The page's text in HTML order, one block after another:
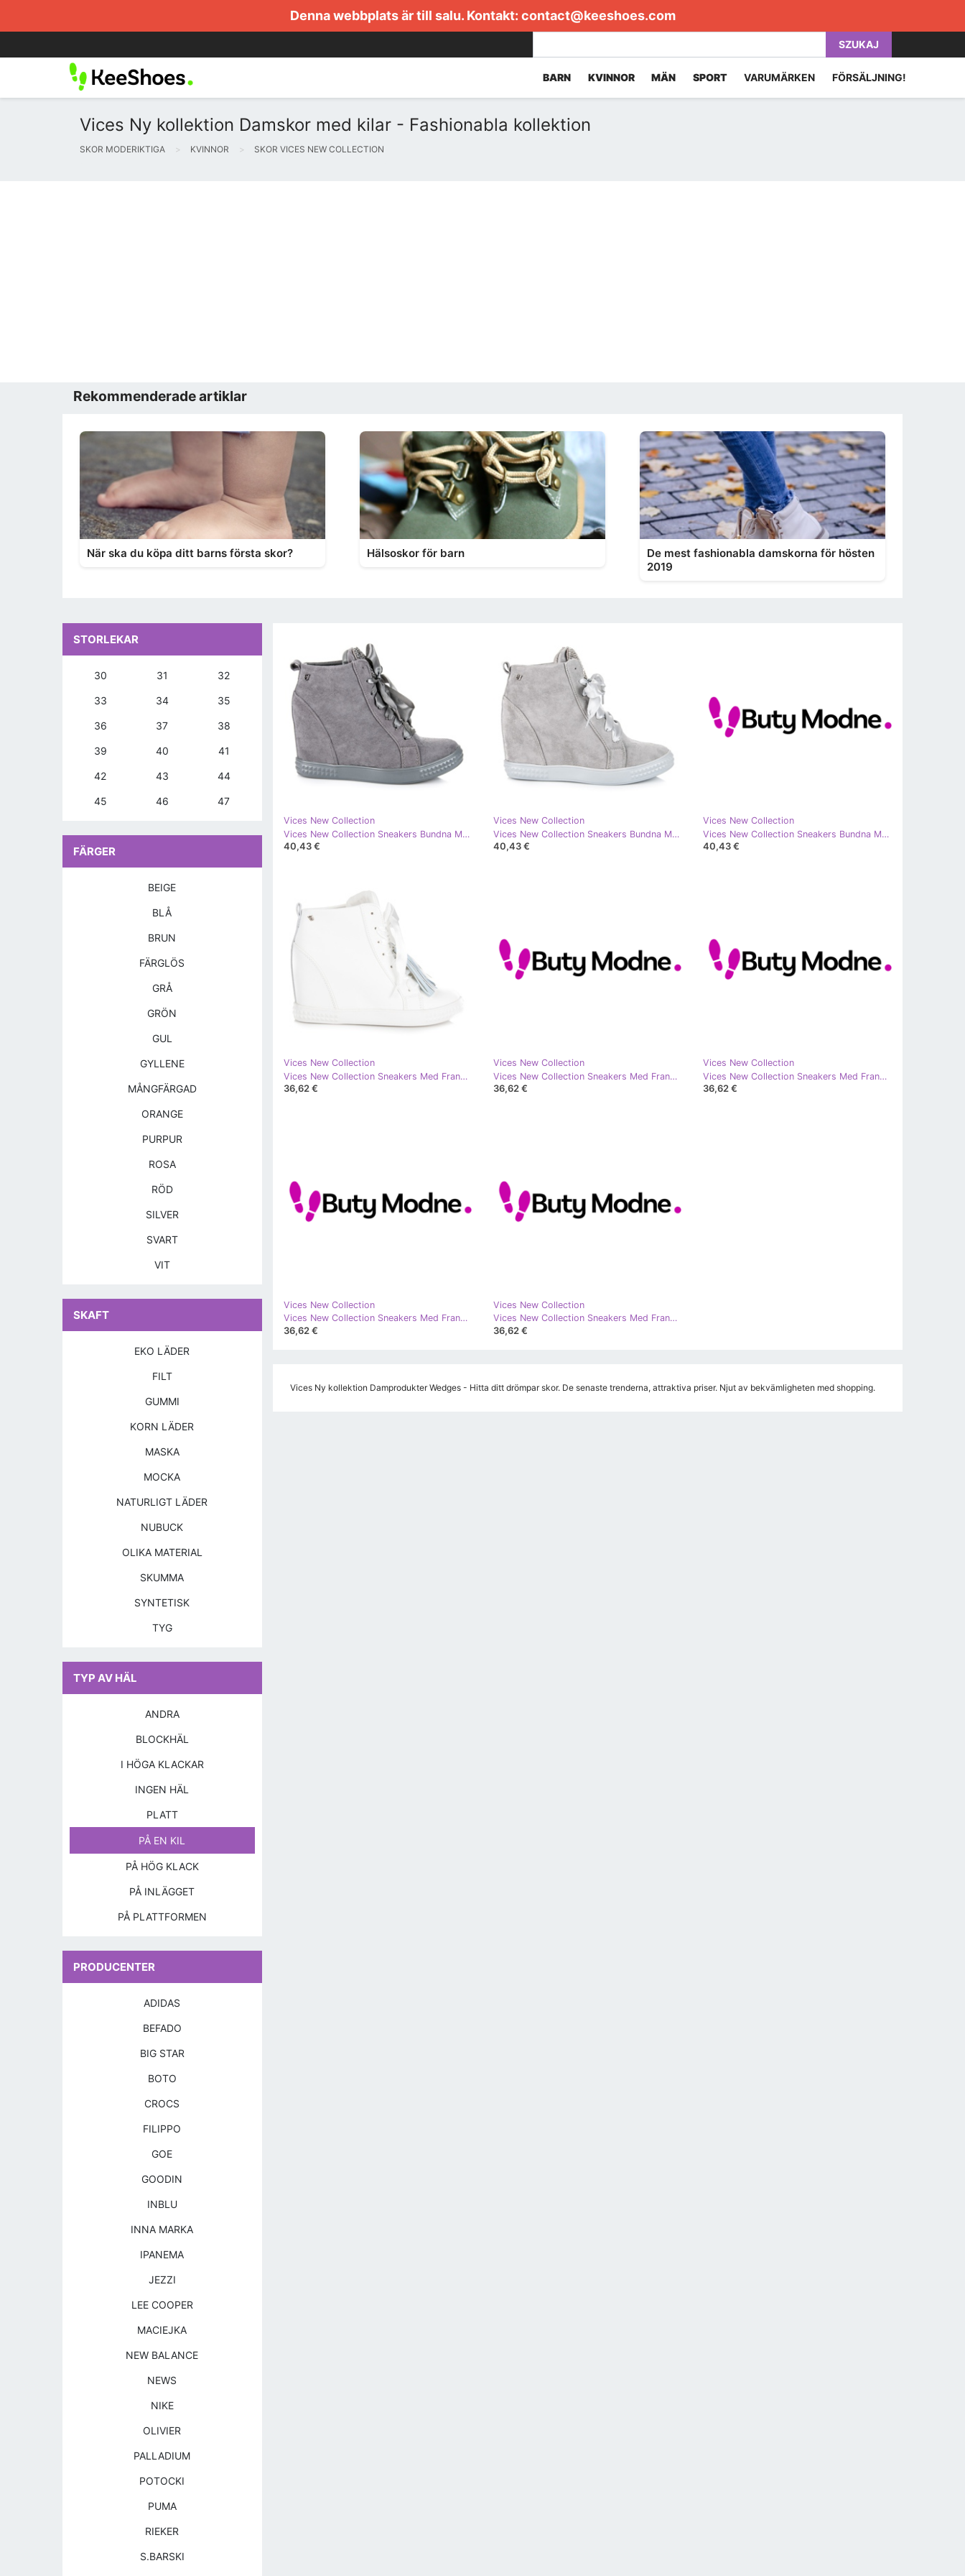
Denna webbplats är till salu. Kontakt: contact@keeshoes.com
SZUKAJ
BARN KVINNOR MÄN SPORT VARUMÄRKEN FÖRSÄLJNING!
Vices Ny kollektion Damskor med kilar - Fashionabla kollektion
SKOR MODERIKTIGA KVINNOR SKOR VICES NEW COLLECTION
Rekommenderade artiklar
När ska du köpa ditt barns första skor? Hälsoskor för barn
De mest fashionabla damskorna för hösten
2019
Vices New Collection
Vices New Collection Sneakers Bundna Med Ett Band grå
40,43 €
Vices New Collection
Vices New Collection Sneakers Bundna Med Ett Band grå
40,43 €
Vices New Collection
Vices New Collection Sneakers Bundna Med Ett Band rosa
40,43 €
Vices New Collection
Vices New Collection Sneakers Med Fransar vit
36,62 €
Vices New Collection
Vices New Collection Sneakers Med Fransar vit
36,62 €
Vices New Collection
Vices New Collection Sneakers Med Fransar grå
36,62 €
Vices New Collection
Vices New Collection Sneakers Med Fransar brun
36,62 €
Vices New Collection
Vices New Collection Sneakers Med Fransar svart
36,62 €
Vices Ny kollektion Damprodukter Wedges - Hitta ditt drömpar skor. De senaste trenderna, attraktiva priser. Njut av bekvämligheten med shopping.
STORLEKAR
30 31 32
33 34 35
36 37 38
39 40 41
42 43 44
45 46 47
FÄRGER
BEIGE
BLÅ
BRUN
FÄRGLÖS
GRÅ
GRÖN
GUL
GYLLENE
MÅNGFÄRGAD
ORANGE
PURPUR
ROSA
RÖD
SILVER
SVART
VIT
SKAFT
EKO LÄDER
FILT
GUMMI
KORN LÄDER
MASKA
MOCKA
NATURLIGT LÄDER
NUBUCK
OLIKA MATERIAL
SKUMMA
SYNTETISK
TYG
TYP AV HÄL
ANDRA
BLOCKHÄL
I HÖGA KLACKAR
INGEN HÄL
PLATT
PÅ EN KIL
PÅ HÖG KLACK
PÅ INLÄGGET
PÅ PLATTFORMEN
PRODUCENTER
ADIDAS
BEFADO
BIG STAR
BOTO
CROCS
FILIPPO
GOE
GOODIN
INBLU
INNA MARKA
IPANEMA
JEZZI
LEE COOPER
MACIEJKA
NEW BALANCE
NEWS
NIKE
OLIVIER
PALLADIUM
POTOCKI
PUMA
RIEKER
S.BARSKI